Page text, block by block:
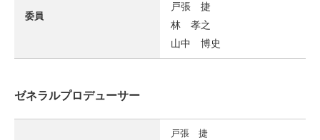
委員
戸張 捷
林 孝之
山中 博史
ゼネラルプロデューサー
戸張 捷